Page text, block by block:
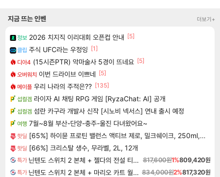
지금 뜨는 인벤 더보기+
정보 2026 치지직 이리대회 오픈컵 안내 [5]
클립 주식 UFC라는 우정잉 [1]
디아4 (15시즌PTR) 악마술사 5경이 뜨네요 [5]
오버워치 이번 드라이브 이쁘네 [5]
메이플 우리 나라의 주적은?? [135]
섭컬겜 라이자 AI 채팅 RPG 게임 [RyzaChat: AI] 공개
섭컬겜 섬란 카구라 개발사 신작 [시노비 넥서스] 연내 출시 예정
여행 7월~8월 부산-단양-충주-울진 다녀왔어요~
핫딜 [65%] 하이뮨 프로틴 밸런스 액티브 제로, 밀크쉐이크, 250ml, 18개
핫딜 [66%] 크리스탈 생수, 무라벨, 2L, 12개
특가 닌텐도 스위치 2 본체 + 젤다의 전설 티어스 오브 더 킹덤 닌텐도 스위치 2 에디션 + 젤다의 전설 브레스 오브 더 와일드 닌텐도 스위치 2 에디션 번들 817,600원1%809,420원
특가 닌텐도 스위치 2 본체 + 마리오 카트 월드 + 포켓몬 포코피아 번들 834,000원2%817,320원